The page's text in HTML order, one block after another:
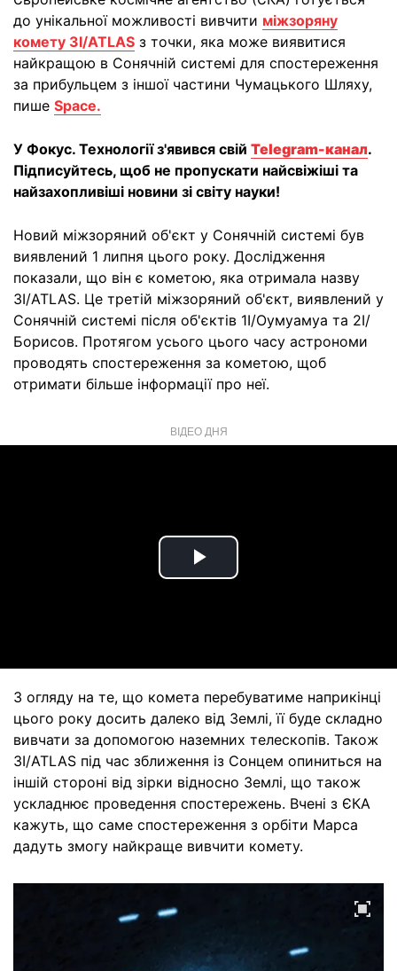
до унікальної можливості вивчити міжзоряну
комету 3I/ATLAS з точки, яка може виявитися
найкращою в Сонячній системі для спостереження
за прибульцем з іншої частини Чумацького Шляху,
пише Space.
У Фокус. Технології з'явився свій Telegram-канал.
Підписуйтесь, щоб не пропускати найсвіжіші та
найзахопливіші новини зі світу науки!
Новий міжзоряний об'єкт у Сонячній системі був
виявлений 1 липня цього року. Дослідження
показали, що він є кометою, яка отримала назву
3I/ATLAS. Це третій міжзоряний об'єкт, виявлений у
Сонячній системі після об'єктів 1I/Оумуамуа та 2I/
Борисов. Протягом усього цього часу астрономи
проводять спостереження за кометою, щоб
отримати більше інформації про неї.
ВІДЕО ДНЯ
Play
З огляду на те, що комета перебуватиме наприкінці
цього року досить далеко від Землі, її буде складно
вивчати за допомогою наземних телескопів. Також
3I/ATLAS під час зближення із Сонцем опиниться на
іншій стороні від зірки відносно Землі, що також
ускладнює проведення спостережень. Вчені з ЄКА
кажуть, що саме спостереження з орбіти Марса
дадуть змогу найкраще вивчити комету.